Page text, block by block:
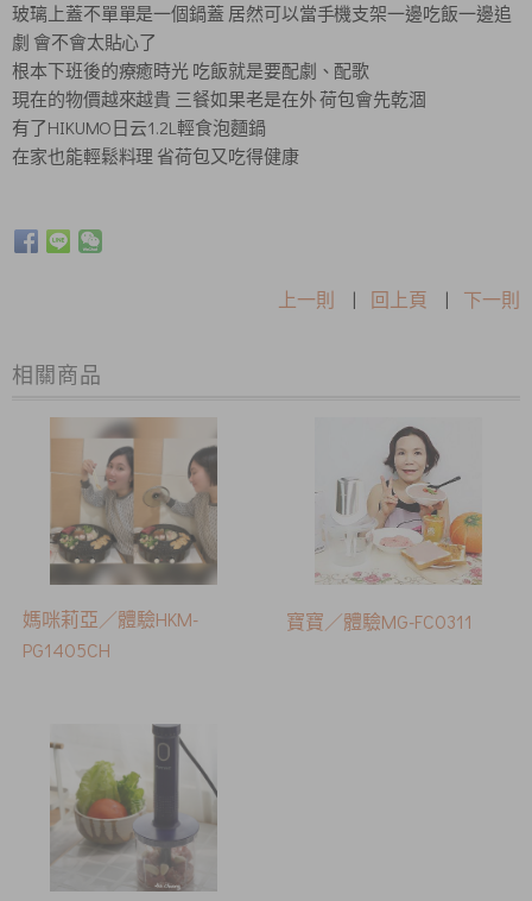
玻璃上蓋不單單是一個鍋蓋 居然可以當手機支架一邊吃飯一邊追
劇 會不會太貼心了
根本下班後的療癒時光 吃飯就是要配劇、配歌
現在的物價越來越貴 三餐如果老是在外 荷包會先乾涸
有了HIKUMO日云1.2L輕食泡麵鍋
在家也能輕鬆料理 省荷包又吃得健康
上一則 | 回上頁 | 下一則
相關商品
媽咪莉亞／體驗HKM-
PG1405CH
寶寶／體驗MG-FC0311